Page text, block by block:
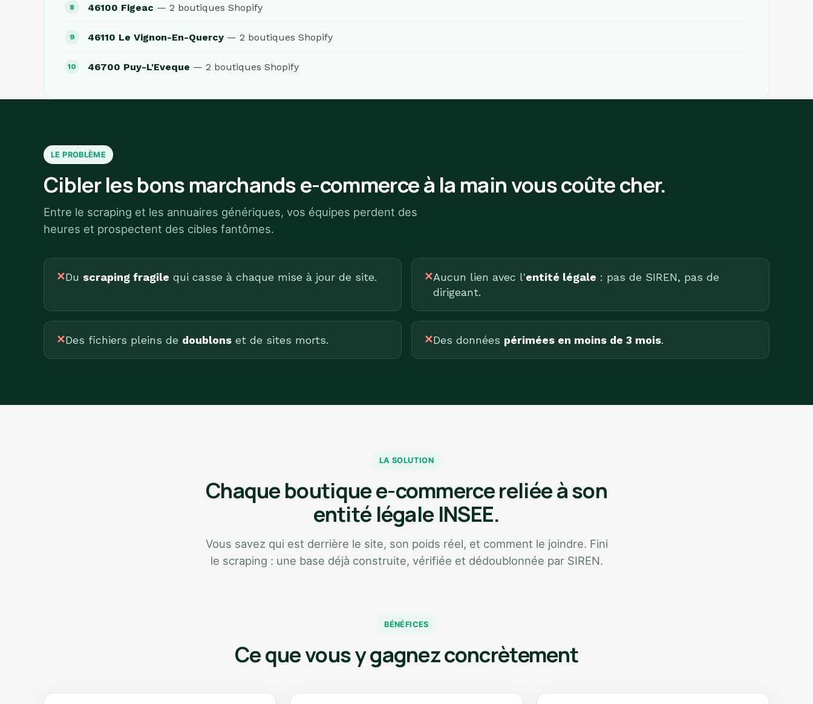
46100 Figeac — 2 boutiques Shopify
46110 Le Vignon-En-Quercy — 2 boutiques Shopify
46700 Puy-L'Eveque — 2 boutiques Shopify
LE PROBLÈME
Cibler les bons marchands e-commerce à la main vous coûte cher.
Entre le scraping et les annuaires génériques, vos équipes perdent des
heures et prospectent des cibles fantômes.
✕Du scraping fragile qui casse à chaque mise à jour de site. ✕Aucun lien avec l'entité légale : pas de SIREN, pas de
dirigeant.
✕Des fichiers pleins de doublons et de sites morts. ✕Des données périmées en moins de 3 mois.
LA SOLUTION
Chaque boutique e-commerce reliée à son
entité légale INSEE.
Vous savez qui est derrière le site, son poids réel, et comment le joindre. Fini
le scraping : une base déjà construite, vérifiée et dédoublonnée par SIREN.
BÉNÉFICES
Ce que vous y gagnez concrètement